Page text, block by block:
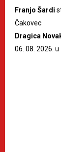
Franjo Šardi
Čakovec
Dragica
06. 08. 2026. u